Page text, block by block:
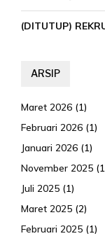
(DITUTUP)
ARSIP
Maret 2026 (1)
Februari 2026 (1)
Januari 2026 (1)
November 2025
Juli 2025 (1)
Maret 2025 (2)
Februari 2025 (1)